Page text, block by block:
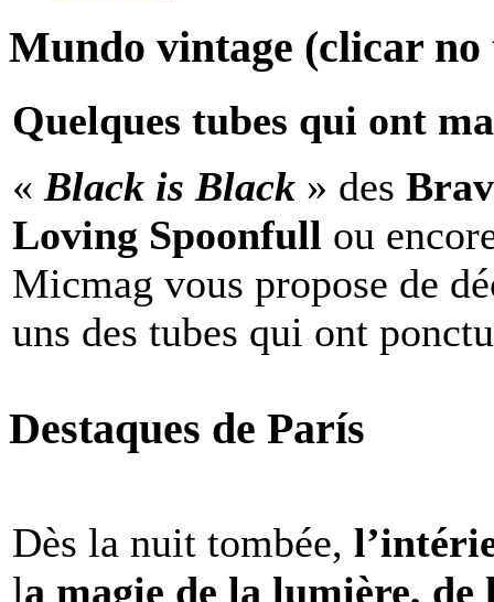
Mundo vintage (clicar
Quelques tubes qui ont
« Black is Black » des
Loving Spoonfull ou
Micmag vous propose de
uns des tubes qui ont
Destaques de París
Dès la nuit tombée,
la magie de la lumière,